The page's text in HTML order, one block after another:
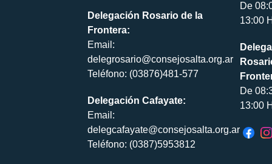
Delegación Rosario de la
Frontera:
Email:
delegrosario@consejosalta.org.ar
Teléfono: (03876)481-577
Delegación Cafayate:
Email:
delegcafayate@consejosalta.org.ar
Teléfono: (0387)5953812
De
13:00
De
13:00